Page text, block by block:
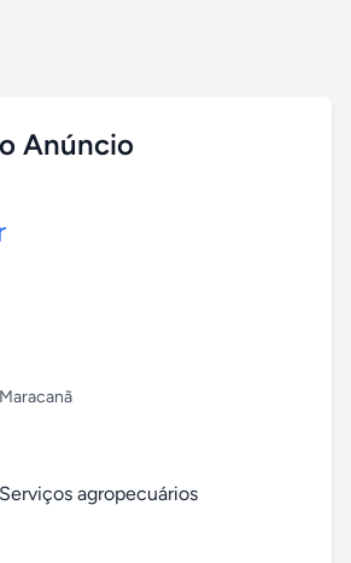
Anúncio
Maracanã
Serviços agropecuários